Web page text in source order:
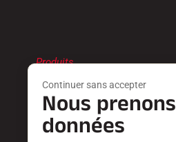
Produits
ACCESSOIRES
EQUIPEMENTS
TEXTILE
CHRONOMÉTRAGE
Continuer sans accepter
Nous
données